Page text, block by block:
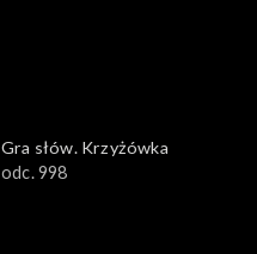
Gra słów. Krzyżówka
odc. 998